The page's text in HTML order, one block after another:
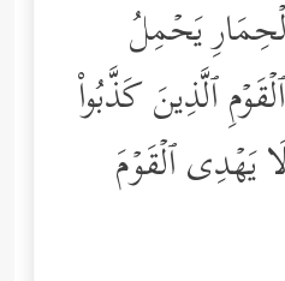
یَحۡمِلُ
ٱلَّذِینَ كَذَّبُواْ
یَهۡدِی ٱلۡقَوۡمَ